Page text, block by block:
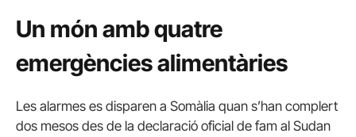
Un món amb quatre
emergències alimentàries
Les alarmes es disparen a Somàlia quan s’han complert
dos mesos des de la declaració oficial de fam al Sudan